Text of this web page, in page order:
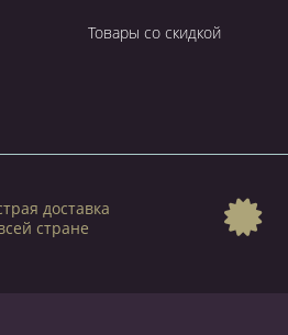
Товары со скидкой
доставка
стране